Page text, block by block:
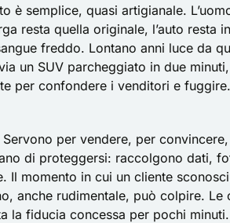
è semplice, quasi artigianale.
resta quella originale, l’auto resta
freddo. Lontano anni luce da
un SUV parcheggiato in due
per confondere i venditori e
per vendere, per
di proteggersi: raccolgono dati,
Il momento in cui un cliente
anche rudimentale, può colpire.
la fiducia concessa per pochi minuti.